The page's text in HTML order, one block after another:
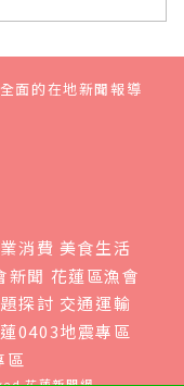
面的在地新聞報導
消費 美食生活
新聞 花蓮區漁會
探討 交通運輸
0403地震專區
區